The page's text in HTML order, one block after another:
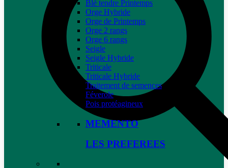
Blé tendre Printemps
Orge Hybride
Orge de Printemps
Orge 2 rangs
Orge 6 rangs
Seigle
Seigle Hybride
Triticale
Triticale Hybride
Traitement de semences
Féverole
Pois protéagineux
MEMENTO
LES PREFEREES